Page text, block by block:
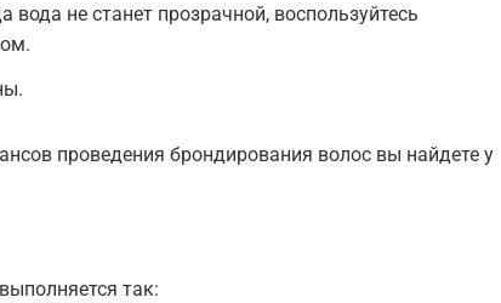
вода не станет прозрачной, воспользуйтесь
проведения брондирования волос вы найдете у
так: